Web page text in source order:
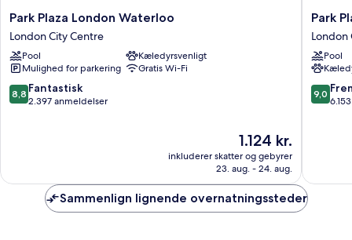
Park
Plaza
London
Waterloo
London
City
Centre
Park Plaza London Waterloo
London City Centre
Pool
Kæledyrsvenligt
Mulighed for parkering
Gratis Wi-Fi
8.8
ud
8,8 Fantastisk
2.397 anmeldelser
Prisen
er
1.124 kr.
1.124 kr.
inkluderer skatter og gebyrer
23. aug. - 24. aug.
Park
Plaza
London
Bridge
London
City
Park
London
Pool
9.0
ud
9,0
Sammenlign lignende overnatningssteder